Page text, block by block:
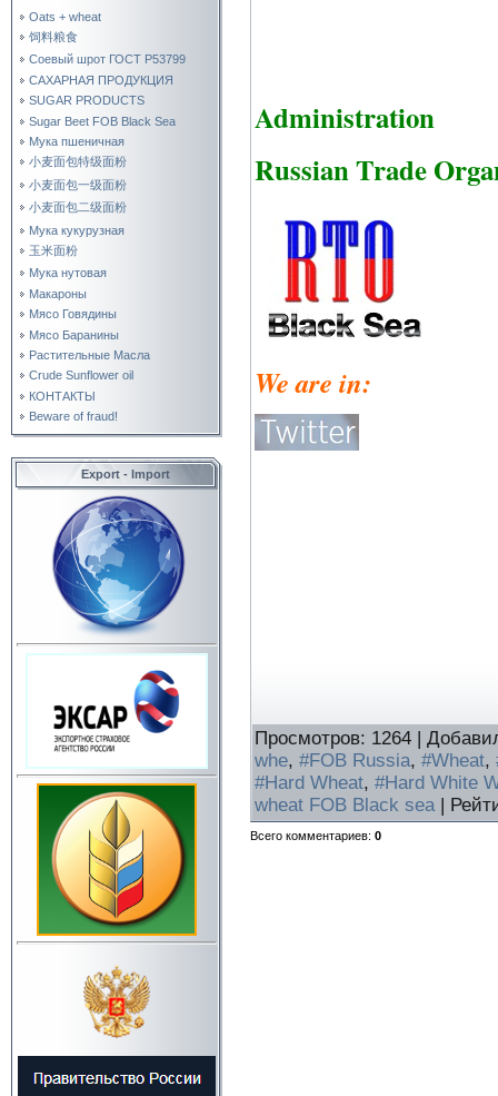
Oats + wheat
饲料粮食
Соевый шрот ГОСТ Р53799
САХАРНАЯ ПРОДУКЦИЯ
SUGAR PRODUCTS
Sugar Beet FOB Black Sea
Мука пшеничная
小麦面包特级面粉
小麦面包一级面粉
小麦面包二级面粉
Мука кукурузная
玉米面粉
Мука нутовая
Макароны
Мясо Говядины
Мясо Баранины
Растительные Масла
Crude Sunflower oil
КОНТАКТЫ
Beware of fraud!
Export - Import
Administration
Russian Trade
We are in:
Просмотров: 1264 |
whe, #FOB Russia, #Wheat,
#Hard Wheat, #Hard White
wheat FOB Black sea |
Всего комментариев: 0